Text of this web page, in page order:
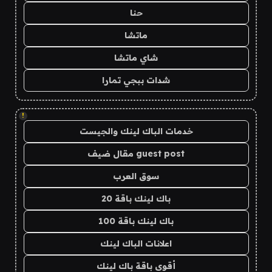
حنا
ماتشا
شاي ماتشا
شدات ببجي تمارا
!
خدمات الباك لينك والجيست
guest post مقال ضيف
سوق العرب
باك لينك باقة 20
باك لينك باقة 100
اعلانات الباك لينك
أقوى باقة باك لينك